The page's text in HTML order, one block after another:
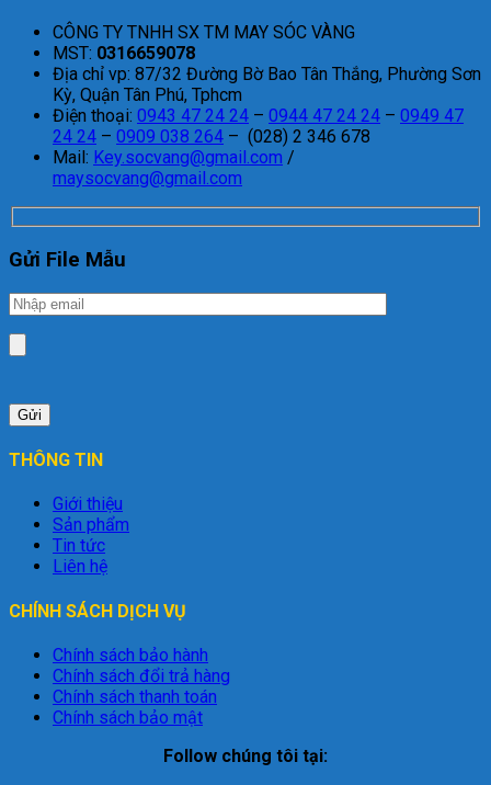
CÔNG TY TNHH SX TM MAY SÓC VÀNG
MST: 0316659078
Địa chỉ vp: 87/32 Đường Bờ Bao Tân Thắng, Phường Sơn
Kỳ, Quận Tân Phú, Tphcm
Điện thoại: 0943 47 24 24 – 0944 47 24 24 – 0949 47
24 24 – 0909 038 264 – (028) 2 346 678
Mail: Key.socvang@gmail.com /
maysocvang@gmail.com
Gửi File Mẫu
THÔNG TIN
Giới thiệu
Sản phẩm
Tin tức
Liên hệ
CHÍNH SÁCH DỊCH VỤ
Chính sách bảo hành
Chính sách đổi trả hàng
Chính sách thanh toán
Chính sách bảo mật
Follow chúng tôi tại: